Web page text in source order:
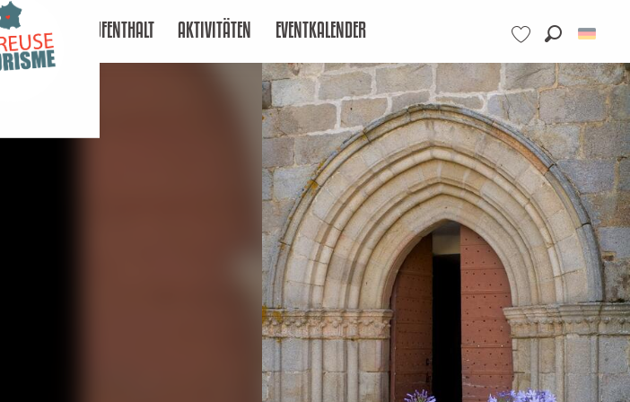
Voir les favoris
AUFENTHALT AKTIVITÄTEN EVENTKALENDER